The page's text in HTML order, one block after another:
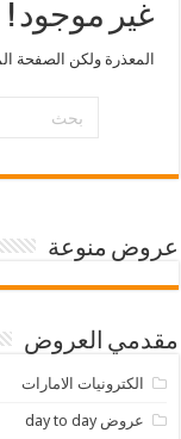
غير موجود !
المعذرة ولكن الصفحة
عروض منوعة
مقدمي العروض
الكترونيات الامارات
عروض day to day